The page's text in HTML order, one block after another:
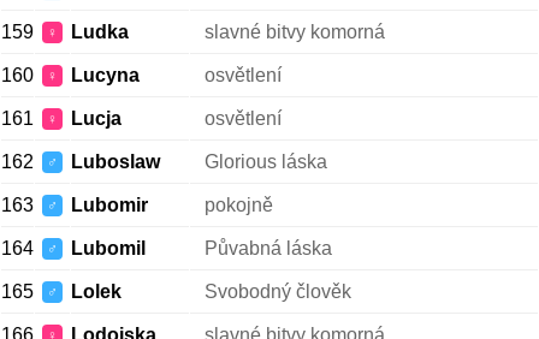
159 ♀ Ludka slavné bitvy komorná
160 ♀ Lucyna osvětlení
161 ♀ Lucja osvětlení
162 ♂ Luboslaw Glorious láska
163 ♂ Lubomir pokojně
164 ♂ Lubomil Půvabná láska
165 ♂ Lolek Svobodný člověk
166 ♀ Lodoiska slavné bitvy komorná